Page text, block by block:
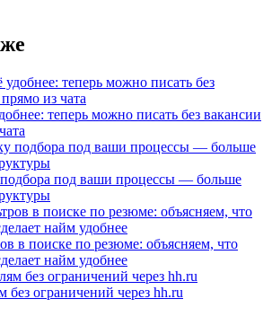
теперь можно писать без вакансии
под ваши процессы — больше
в поиске по резюме: объясняем, что
найм удобнее
без ограничений через hh.ru